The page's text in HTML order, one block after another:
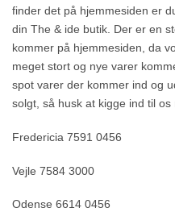
finder det på hjemmesiden er
din The & ide butik. Der er en
kommer på hjemmesiden, da
meget stort og nye varer
spot varer der kommer ind og
solgt, så husk at kigge ind til
Fredericia 7591 0456
Vejle 7584 3000
Odense 6614 0456